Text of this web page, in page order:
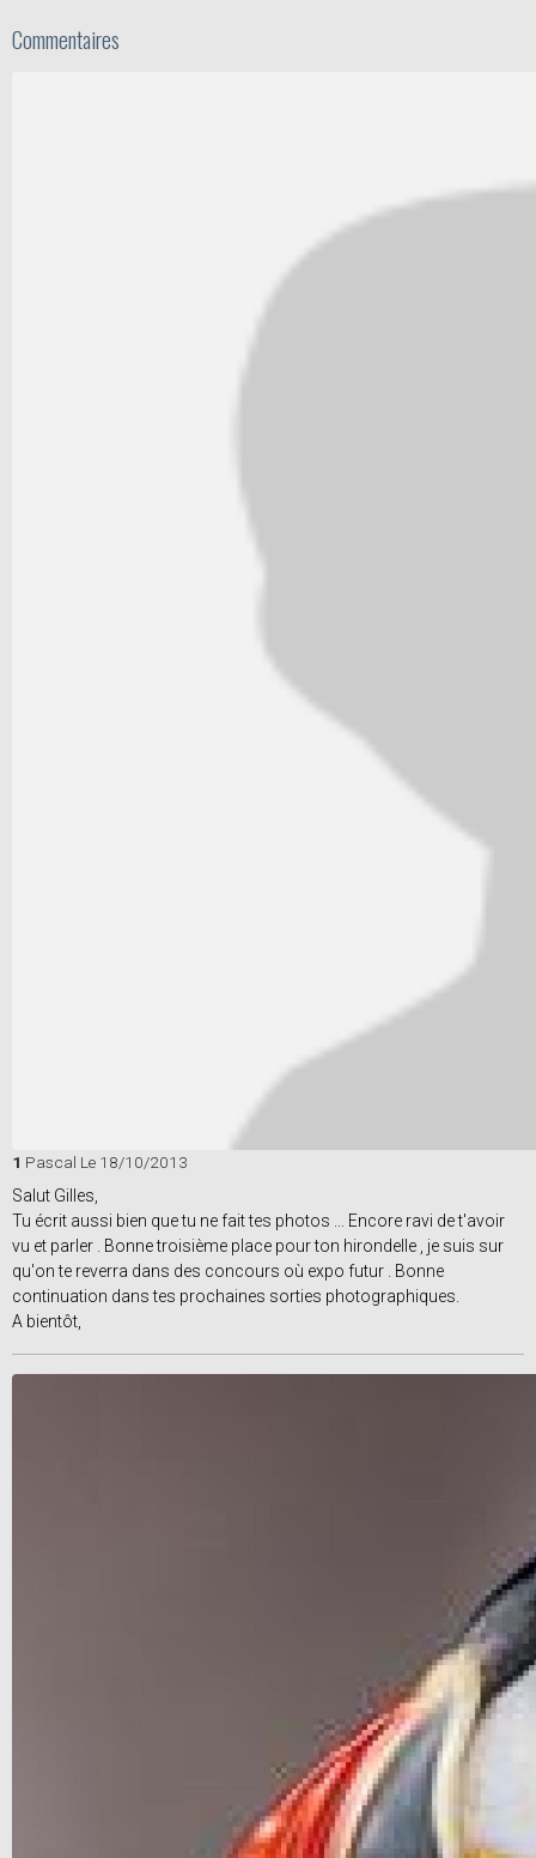
Commentaires
1 Pascal Le 18/10/2013
Salut Gilles,
Tu écrit aussi bien que tu ne fait tes photos ... Encore ravi de t'avoir
vu et parler . Bonne troisième place pour ton hirondelle , je suis sur
qu'on te reverra dans des concours où expo futur . Bonne
continuation dans tes prochaines sorties photographiques.
A bientôt,